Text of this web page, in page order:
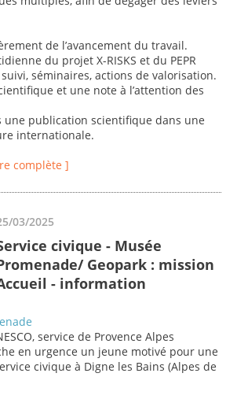
de l’avancement du travail.
du projet X-RISKS et du PEPR
suivi, séminaires, actions de valorisation.
et une note à l’attention des
une publication scientifique dans une
internationale.
complète ]
03/2025
civique - Musée
Geopark : mission
- information
service de Provence Alpes
en urgence un jeune motivé pour une
civique à Digne les Bains (Alpes de